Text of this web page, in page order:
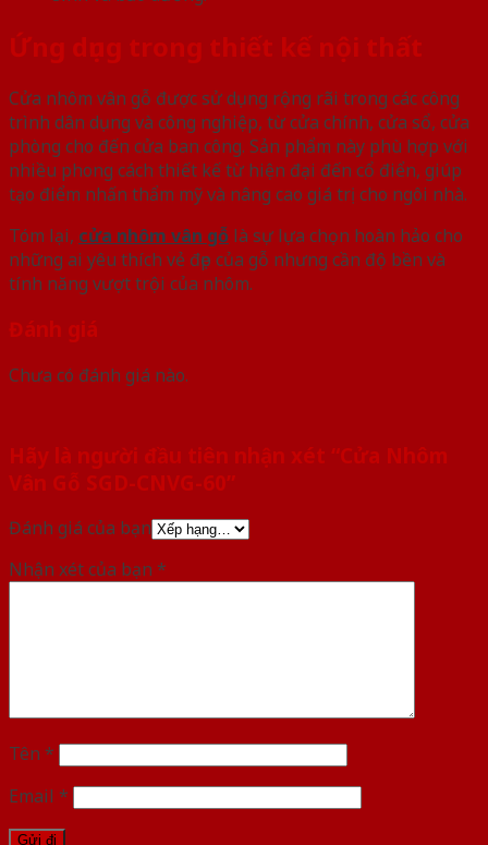
Ứng dụng trong thiết kế nội thất
Cửa nhôm vân gỗ được sử dụng rộng rãi trong các công
trình dân dụng và công nghiệp, từ cửa chính, cửa sổ, cửa
phòng cho đến cửa ban công. Sản phẩm này phù hợp với
nhiều phong cách thiết kế từ hiện đại đến cổ điển, giúp
tạo điểm nhấn thẩm mỹ và nâng cao giá trị cho ngôi nhà.
Tóm lại, cửa nhôm vân gỗ là sự lựa chọn hoàn hảo cho
những ai yêu thích vẻ đẹp của gỗ nhưng cần độ bền và
tính năng vượt trội của nhôm.
Đánh giá
Chưa có đánh giá nào.
Hãy là người đầu tiên nhận xét “Cửa Nhôm
Vân Gỗ SGD-CNVG-60”
Đánh giá của bạn
Nhận xét của bạn *
Tên *
Email *